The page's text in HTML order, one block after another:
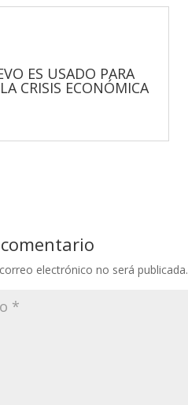
ES USADO PARA
CRISIS ECONÓMICA
electrónico no será publicada.